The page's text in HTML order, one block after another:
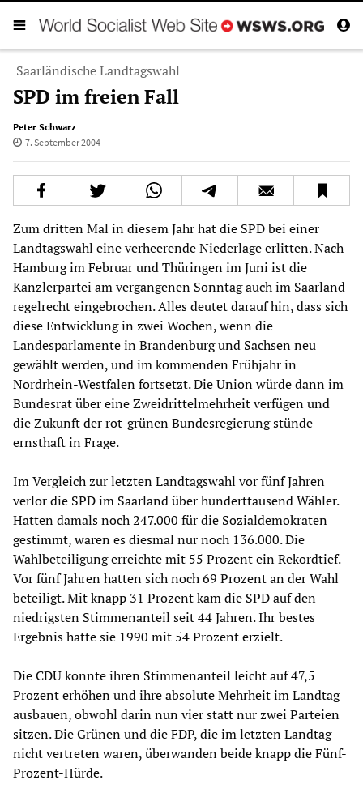
Saarländische Landtagswahl
SPD im freien Fall
Peter Schwarz
7. September 2004
Zum dritten Mal in diesem Jahr hat die SPD bei einer
Landtagswahl eine verheerende Niederlage erlitten. Nach
Hamburg im Februar und Thüringen im Juni ist die
Kanzlerpartei am vergangenen Sonntag auch im Saarland
regelrecht eingebrochen. Alles deutet darauf hin, dass sich
diese Entwicklung in zwei Wochen, wenn die
Landesparlamente in Brandenburg und Sachsen neu
gewählt werden, und im kommenden Frühjahr in
Nordrhein-Westfalen fortsetzt. Die Union würde dann im
Bundesrat über eine Zweidrittelmehrheit verfügen und
die Zukunft der rot-grünen Bundesregierung stünde
ernsthaft in Frage.
Im Vergleich zur letzten Landtagswahl vor fünf Jahren
verlor die SPD im Saarland über hunderttausend Wähler.
Hatten damals noch 247.000 für die Sozialdemokraten
gestimmt, waren es diesmal nur noch 136.000. Die
Wahlbeteiligung erreichte mit 55 Prozent ein Rekordtief.
Vor fünf Jahren hatten sich noch 69 Prozent an der Wahl
beteiligt. Mit knapp 31 Prozent kam die SPD auf den
niedrigsten Stimmenanteil seit 44 Jahren. Ihr bestes
Ergebnis hatte sie 1990 mit 54 Prozent erzielt.
Die CDU konnte ihren Stimmenanteil leicht auf 47,5
Prozent erhöhen und ihre absolute Mehrheit im Landtag
ausbauen, obwohl darin nun vier statt nur zwei Parteien
sitzen. Die Grünen und die FDP, die im letzten Landtag
nicht vertreten waren, überwanden beide knapp die Fünf-
Prozent-Hürde.